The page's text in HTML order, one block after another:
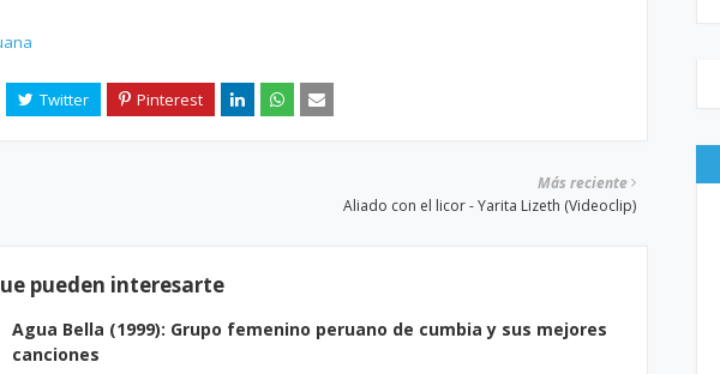
Más reciente
Aliado con el licor - Yarita Lizeth (Videoclip)
pueden interesarte
Agua Bella (1999): Grupo femenino peruano de cumbia y sus mejores
canciones